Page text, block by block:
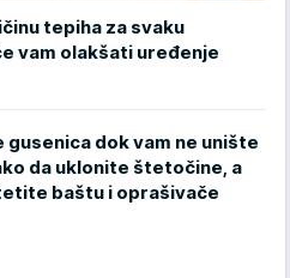
tepiha za svaku
vam olakšati uređenje
gusenica dok vam ne unište
da uklonite štetočine, a
baštu i oprašivače